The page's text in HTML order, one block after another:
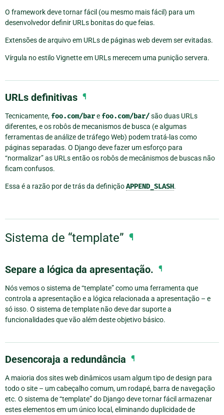
O framework deve tornar fácil (ou mesmo mais fácil) para um
desenvolvedor definir URLs bonitas do que feias.
Extensões de arquivo em URLs de páginas web devem ser evitadas.
Vírgula no estilo Vignette em URLs merecem uma punição servera.
URLs definitivas ¶
Tecnicamente, foo.com/bare foo.com/bar/são duas URLs
diferentes, e os robôs de mecanismos de busca (e algumas
ferramentas de análize de tráfego Web) podem tratá-las como
páginas separadas. O Django deve fazer um esforço para
“normalizar” as URLs então os robôs de mecânismos de buscas não
ficam confusos.
Essa é a razão por de trás da definiçãoAPPEND_SLASH.
Sistema de “template” ¶
Separe a lógica da apresentação. ¶
Nós vemos o sistema de “template” como uma ferramenta que
controla a apresentação e a lógica relacionada a apresentação – e
só isso. O sistema de template não deve dar suporte a
funcionalidades que vão além deste objetivo básico.
Desencoraja a redundância ¶
A maioria dos sites web dinâmicos usam algum tipo de design para
todo o site – um cabeçalho comum, um rodapé, barra de navegação
etc. O sistema de “template” do Django deve tornar fácil armazenar
estes elementos em um único local, eliminando duplicidade de